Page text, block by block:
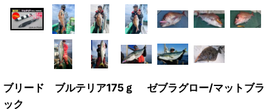
ブリード ブルテリア175ｇ ゼブラグロー/マットブラ
ック